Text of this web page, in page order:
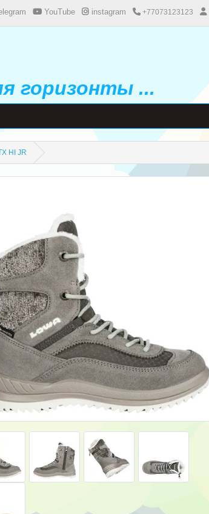
YouTube instagram +77073123123
горизонты ...
HI JR